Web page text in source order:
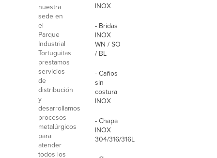
nuestra
sede en
el
Parque
Industrial
Tortuguitas
prestamos
servicios
de
distribución
y
desarrollamos
procesos
metalúrgicos
para
atender
todos los
INOX
- Bridas
INOX
WN / SO
/ BL
- Caños
sin
costura
INOX
- Chapa
INOX
304/316/316L